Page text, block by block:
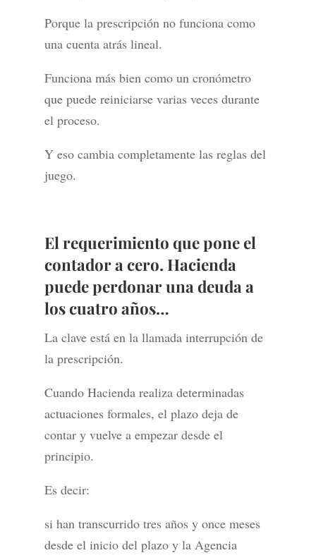
Porque la prescripción no funciona como
una cuenta atrás lineal.
Funciona más bien como un cronómetro
que puede reiniciarse varias veces durante
el proceso.
Y eso cambia completamente las reglas del
juego.
El requerimiento que pone el
contador a cero. Hacienda
puede perdonar una deuda a
los cuatro años…
La clave está en la llamada interrupción de
la prescripción.
Cuando Hacienda realiza determinadas
actuaciones formales, el plazo deja de
contar y vuelve a empezar desde el
principio.
Es decir:
si han transcurrido tres años y once meses
desde el inicio del plazo y la Agencia